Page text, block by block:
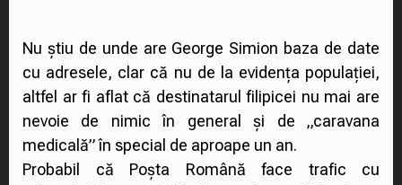
Nu știu de unde are George Simion baza de date
cu adresele, clar că nu de la evidența populației,
altfel ar fi aflat că destinatarul filipicei nu mai are
nevoie de nimic în general și de „caravana
medicală” în special de aproape un an.
Probabil că Poșta Română face trafic cu